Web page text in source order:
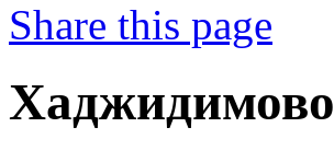
Share this page
Хаджидимово